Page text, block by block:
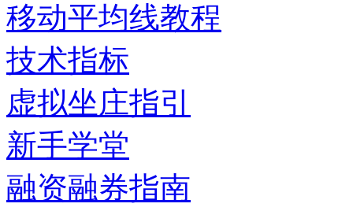
移动平均线教程
技术指标
虚拟坐庄指引
新手学堂
融资融券指南